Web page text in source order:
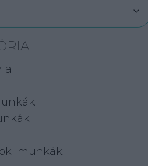
munkák